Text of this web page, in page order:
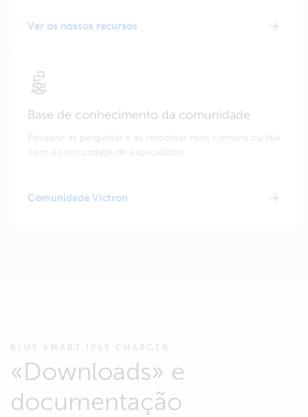
Ver os nossos recursos
Base de conhecimento da comunidade
Pesquise as perguntas e as respostas mais comuns ou fale
com a comunidade de especialistas.
Comunidade Victron
BLUE SMART IP65 CHARGER
«Downloads» e
documentação